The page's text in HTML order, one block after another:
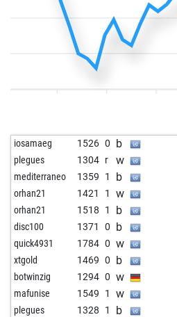
iosamaeg 1526 0 b
plegues 1304 r w
mediterraneo 1359 1 b
orhan21 1421 1 w
orhan21 1518 1 b
disc100 1371 0 b
quick4931 1784 0 w
xtgold 1469 0 b
botwinzig 1294 0 w
mafunise 1549 1 w
plegues 1328 1 b